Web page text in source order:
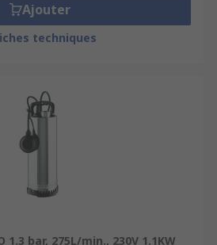
Ajouter
techniques
1.3 bar, 275L/min., 230V 1.1KW